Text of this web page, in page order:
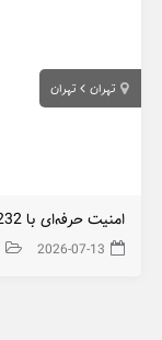
تهران تهران
امنیت حرفه‌ای با Dahua DHI-NVR5232-
2026-07-13